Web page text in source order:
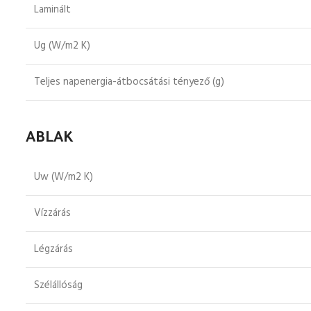
Laminált
Ug (W/m2 K)
Teljes napenergia-átbocsátási tényező (g)
ABLAK
Uw (W/m2 K)
Vízzárás
Légzárás
Szélállóság